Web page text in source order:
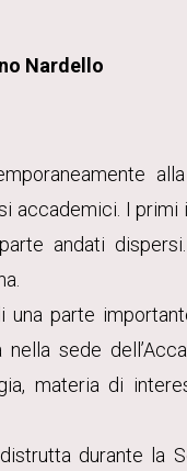
Nardello
accademici. I
andati
una parte
sede
materia di
durante la